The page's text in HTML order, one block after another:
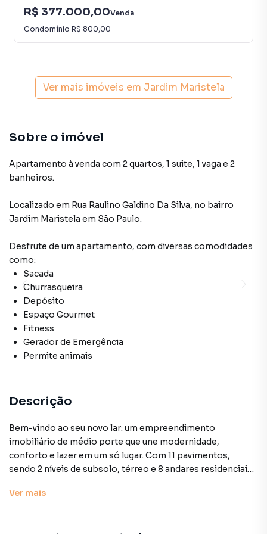
R$ 377.000,00Venda
Condomínio R$ 800,00
Ver mais imóveis em Jardim Maristela
Sobre o imóvel
Apartamento à venda com 2 quartos, 1 suite, 1 vaga e 2
banheiros.
Localizado em Rua Raulino Galdino Da Silva, no bairro
Jardim Maristela em São Paulo.
Desfrute de um apartamento, com diversas comodidades
como:
Sacada
Churrasqueira
Depósito
Espaço Gourmet
Fitness
Gerador de Emergência
Permite animais
Descrição
Bem-vindo ao seu novo lar: um empreendimento
imobiliário de médio porte que une modernidade,
conforto e lazer em um só lugar. Com 11 pavimentos,
sendo 2 níveis de subsolo, térreo e 8 andares residenciais,
planejadas para atender às suas necessidades. Cada
Ver mais